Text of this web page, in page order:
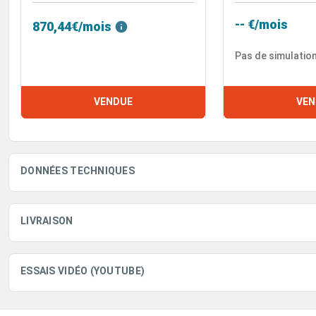
870,44€/mois
VENDUE
-- €/mois
Pas de
DONNÉES TECHNIQUES
LIVRAISON
ESSAIS VIDÉO (YOUTUBE)